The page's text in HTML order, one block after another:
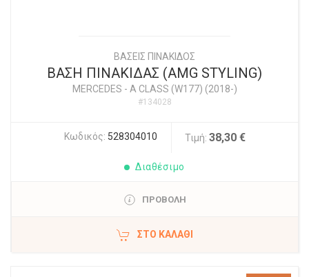
ΒΑΣΕΙΣ ΠΙΝΑΚΙΔΟΣ
ΒΑΣΗ ΠΙΝΑΚΙΔΑΣ (AMG STYLING)
MERCEDES - A CLASS (W177) (2018-)
#134028
Κωδικός: 528304010 Τιμή: 38,30 €
Διαθέσιμο
ΠΡΟΒΟΛΗ
ΣΤΟ ΚΑΛΆΘΙ